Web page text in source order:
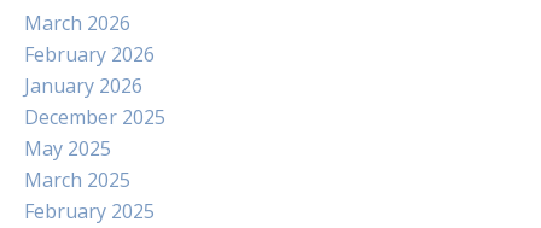
March 2026
February 2026
January 2026
December 2025
May 2025
March 2025
February 2025